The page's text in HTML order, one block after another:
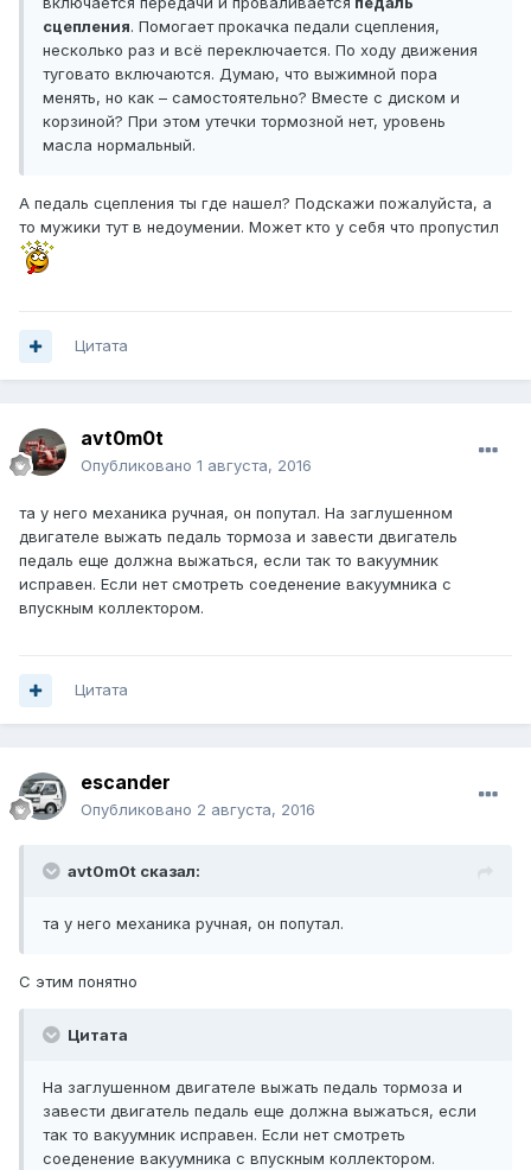
сцепления. Помогает прокачка педали сцепления,
несколько раз и всё переключается. По ходу движения
туговато включаются. Думаю, что выжимной пора
менять, но как – самостоятельно? Вместе с диском и
корзиной? При этом утечки тормозной нет, уровень
масла нормальный.
А педаль сцепления ты где нашел? Подскажи пожалуйста, а
то мужики тут в недоумении. Может кто у себя что пропустил
Цитата
avt0m0t
Опубликовано 1 августа, 2016
та у него механика ручная, он попутал. На заглушенном
двигателе выжать педаль тормоза и завести двигатель
педаль еще должна выжаться, если так то вакуумник
исправен. Если нет смотреть соеденение вакуумника с
впускным коллектором.
Цитата
escander
Опубликовано 2 августа, 2016
avt0m0t сказал:
та у него механика ручная, он попутал.
С этим понятно
Цитата
На заглушенном двигателе выжать педаль тормоза и
завести двигатель педаль еще должна выжаться, если
так то вакуумник исправен. Если нет смотреть
соеденение вакуумника с впускным коллектором.